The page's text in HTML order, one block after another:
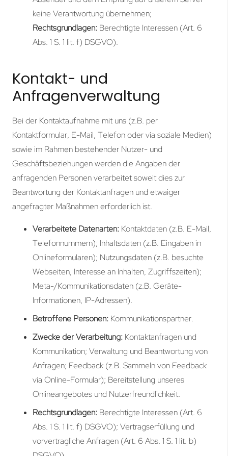
keine Verantwortung übernehmen;
Rechtsgrundlagen: Berechtigte Interessen (Art. 6
Abs. 1 S. 1 lit. f) DSGVO).
Kontakt- und
Anfragenverwaltung
Bei der Kontaktaufnahme mit uns (z.B. per
Kontaktformular, E-Mail, Telefon oder via soziale Medien)
sowie im Rahmen bestehender Nutzer- und
Geschäftsbeziehungen werden die Angaben der
anfragenden Personen verarbeitet soweit dies zur
Beantwortung der Kontaktanfragen und etwaiger
angefragter Maßnahmen erforderlich ist.
Verarbeitete Datenarten: Kontaktdaten (z.B. E-Mail,
Telefonnummern); Inhaltsdaten (z.B. Eingaben in
Onlineformularen); Nutzungsdaten (z.B. besuchte
Webseiten, Interesse an Inhalten, Zugriffszeiten);
Meta-/Kommunikationsdaten (z.B. Geräte-
Informationen, IP-Adressen).
Betroffene Personen: Kommunikationspartner.
Zwecke der Verarbeitung: Kontaktanfragen und
Kommunikation; Verwaltung und Beantwortung von
Anfragen; Feedback (z.B. Sammeln von Feedback
via Online-Formular); Bereitstellung unseres
Onlineangebotes und Nutzerfreundlichkeit.
Rechtsgrundlagen: Berechtigte Interessen (Art. 6
Abs. 1 S. 1 lit. f) DSGVO); Vertragserfüllung und
vorvertragliche Anfragen (Art. 6 Abs. 1 S. 1 lit. b)